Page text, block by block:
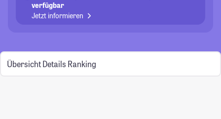
verfügbar
Jetzt informieren
Übersicht Details Ranking